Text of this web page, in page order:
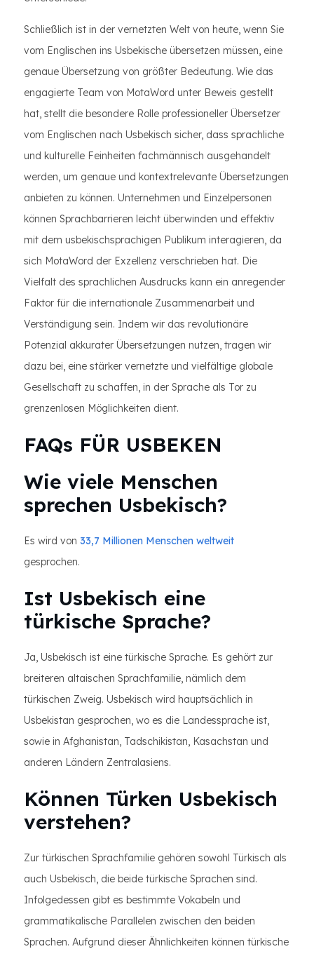
Schließlich ist in der vernetzten Welt von heute, wenn Sie
vom Englischen ins Usbekische übersetzen müssen, eine
genaue Übersetzung von größter Bedeutung. Wie das
engagierte Team von MotaWord unter Beweis gestellt
hat, stellt die besondere Rolle professioneller Übersetzer
vom Englischen nach Usbekisch sicher, dass sprachliche
und kulturelle Feinheiten fachmännisch ausgehandelt
werden, um genaue und kontextrelevante Übersetzungen
anbieten zu können. Unternehmen und Einzelpersonen
können Sprachbarrieren leicht überwinden und effektiv
mit dem usbekischsprachigen Publikum interagieren, da
sich MotaWord der Exzellenz verschrieben hat. Die
Vielfalt des sprachlichen Ausdrucks kann ein anregender
Faktor für die internationale Zusammenarbeit und
Verständigung sein. Indem wir das revolutionäre
Potenzial akkurater Übersetzungen nutzen, tragen wir
dazu bei, eine stärker vernetzte und vielfältige globale
Gesellschaft zu schaffen, in der Sprache als Tor zu
grenzenlosen Möglichkeiten dient.
FAQs FÜR USBEKEN
Wie viele Menschen
sprechen Usbekisch?
Es wird von 33,7 Millionen Menschen weltweit
gesprochen.
Ist Usbekisch eine
türkische Sprache?
Ja, Usbekisch ist eine türkische Sprache. Es gehört zur
breiteren altaischen Sprachfamilie, nämlich dem
türkischen Zweig. Usbekisch wird hauptsächlich in
Usbekistan gesprochen, wo es die Landessprache ist,
sowie in Afghanistan, Tadschikistan, Kasachstan und
anderen Ländern Zentralasiens.
Können Türken Usbekisch
verstehen?
Zur türkischen Sprachfamilie gehören sowohl Türkisch als
auch Usbekisch, die beide türkische Sprachen sind.
Infolgedessen gibt es bestimmte Vokabeln und
grammatikalische Parallelen zwischen den beiden
Sprachen. Aufgrund dieser Ähnlichkeiten können türkische